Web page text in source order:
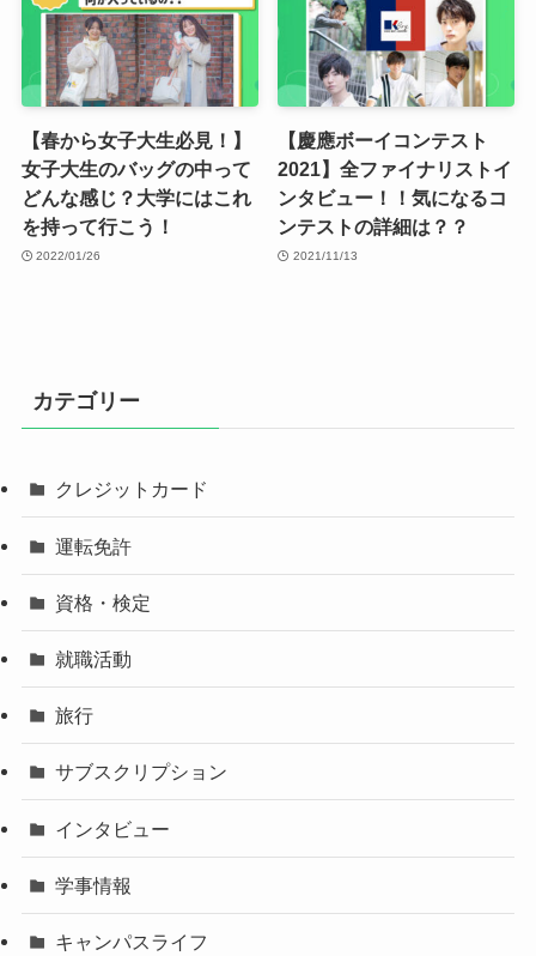
【春から女子大生必見！】
女子大生のバッグの中って
どんな感じ？大学にはこれ
を持って行こう！
2022/01/26
【慶應ボーイコンテスト
2021】全ファイナリストイ
ンタビュー！！気になるコ
ンテストの詳細は？？
2021/11/13
カテゴリー
クレジットカード
運転免許
資格・検定
就職活動
旅行
サブスクリプション
インタビュー
学事情報
キャンパスライフ